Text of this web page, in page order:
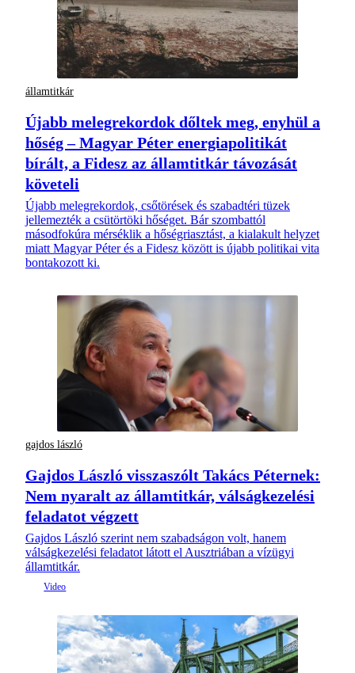
államtitkár
Újabb melegrekordok dőltek meg, enyhül a
hőség – Magyar Péter energiapolitikát
bírált, a Fidesz az államtitkár távozását
követeli
Újabb melegrekordok, csőtörések és szabadtéri tüzek
jellemezték a csütörtöki hőséget. Bár szombattól
másodfokúra mérséklik a hőségriasztást, a kialakult helyzet
miatt Magyar Péter és a Fidesz között is újabb politikai vita
bontakozott ki.
gajdos lászló
Gajdos László visszaszólt Takács Péternek:
Nem nyaralt az államtitkár, válságkezelési
feladatot végzett
Gajdos László szerint nem szabadságon volt, hanem
válságkezelési feladatot látott el Ausztriában a vízügyi
államtitkár.